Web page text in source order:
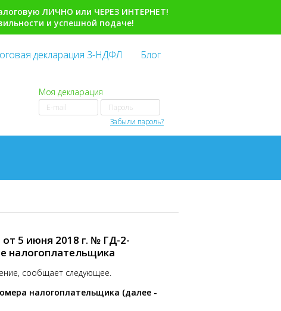
ЛИЧНО или ЧЕРЕЗ ИНТЕРНЕТ!
и успешной подаче!
декларация 3-НДФЛ Блог
Моя декларация
Забыли пароль?
5 июня 2018 г. № ГД-2-
налогоплательщика
сообщает следующее.
налогоплательщика (далее -